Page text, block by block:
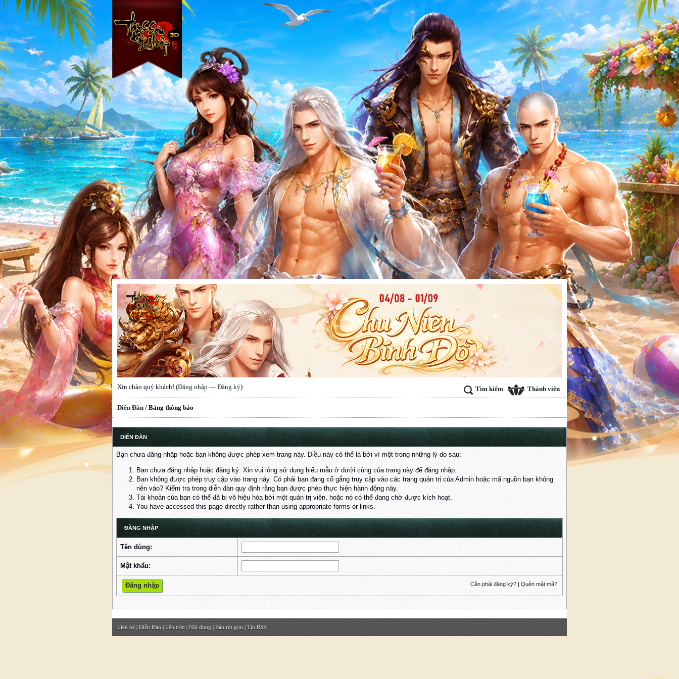
Tìm kiếm Thành viên
Xin chào quý khách! (Đăng nhập — Đăng ký)
Diễn Đàn / Bảng thông báo
DIỄN ĐÀN
Bạn chưa đăng nhập hoặc bạn không được phép xem trang này. Điều này có thể là bởi vì một trong những lý do sau:
Bạn chưa đăng nhập hoặc đăng ký. Xin vui lòng sử dụng biểu mẫu ở dưới cùng của trang này để đăng nhập.
Bạn không được phép truy cập vào trang này. Có phải bạn đang cố gắng truy cập vào các trang quản trị của Admin hoặc mã nguồn bạn không
nên vào? Kiểm tra trong diễn đàn quy định rằng bạn được phép thực hiện hành động này.
Tài khoản của bạn có thể đã bị vô hiệu hóa bởi một quản trị viên, hoặc nó có thể đang chờ được kích hoạt.
You have accessed this page directly rather than using appropriate forms or links.
ĐĂNG NHẬP
Tên dùng:
Mật khẩu:
Cần phải đăng ký? | Quên mật mã?
Liên hệ | Diễn Đàn | Lên trên | Nội dung | Bản rút gọn | Tin RSS